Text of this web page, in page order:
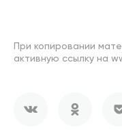
При копировании
активную ссылку на